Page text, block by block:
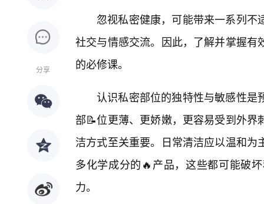
分享
忽视私密健康，可能带来一系列
社交与情感交流。因此，了解并掌握
的必修课。
认识私密部位的独特性与敏感性是
部📝位更薄、更娇嫩，更容易受到外
洁方式至关重要。日常清洁应以温和
多化学成分的🔥产品，这些都可能破
力。